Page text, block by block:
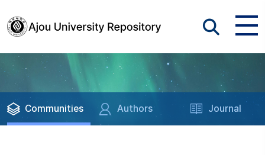
Communities Authors Journal